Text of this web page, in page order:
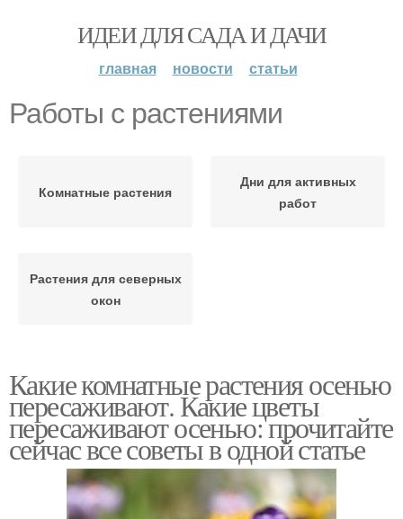
ИДЕИ ДЛЯ САДА И ДАЧИ
главная новости статьи
Работы с растениями
Комнатные растения
Дни для активных
работ
Растения для северных
окон
Какие комнатные растения осенью
пересаживают. Какие цветы
пересаживают осенью: прочитайте
сейчас все советы в одной статье